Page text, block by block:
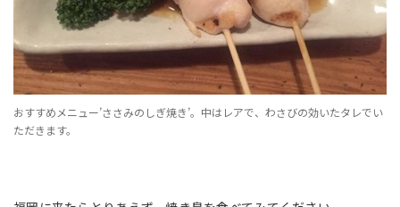
おすすめメニュー’ささみのしぎ焼き’。中はレアで、わさびの効いたタレでい
ただきます。